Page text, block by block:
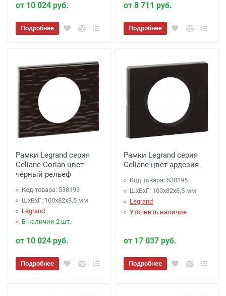
от 10 024 руб.
Подробнее
от 8 711 руб.
Подробнее
Рамки Legrand серия
Celiane Corian цвет
чёрный рельеф
Код товара: 538193
ШхВхГ: 100x82x8,5 мм
Legrand
В наличии 2 шт.
от 10 024 руб.
Подробнее
Рамки Legrand серия
Celiane цвет ардезия
Код товара: 538195
ШхВхГ: 100x82x8,5 мм
Legrand
Уточнить наличие
от 17 037 руб.
Подробнее